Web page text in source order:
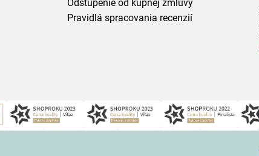
Odstúpenie od kúpnej zmluvy
Pravidlá spracovania recenzií